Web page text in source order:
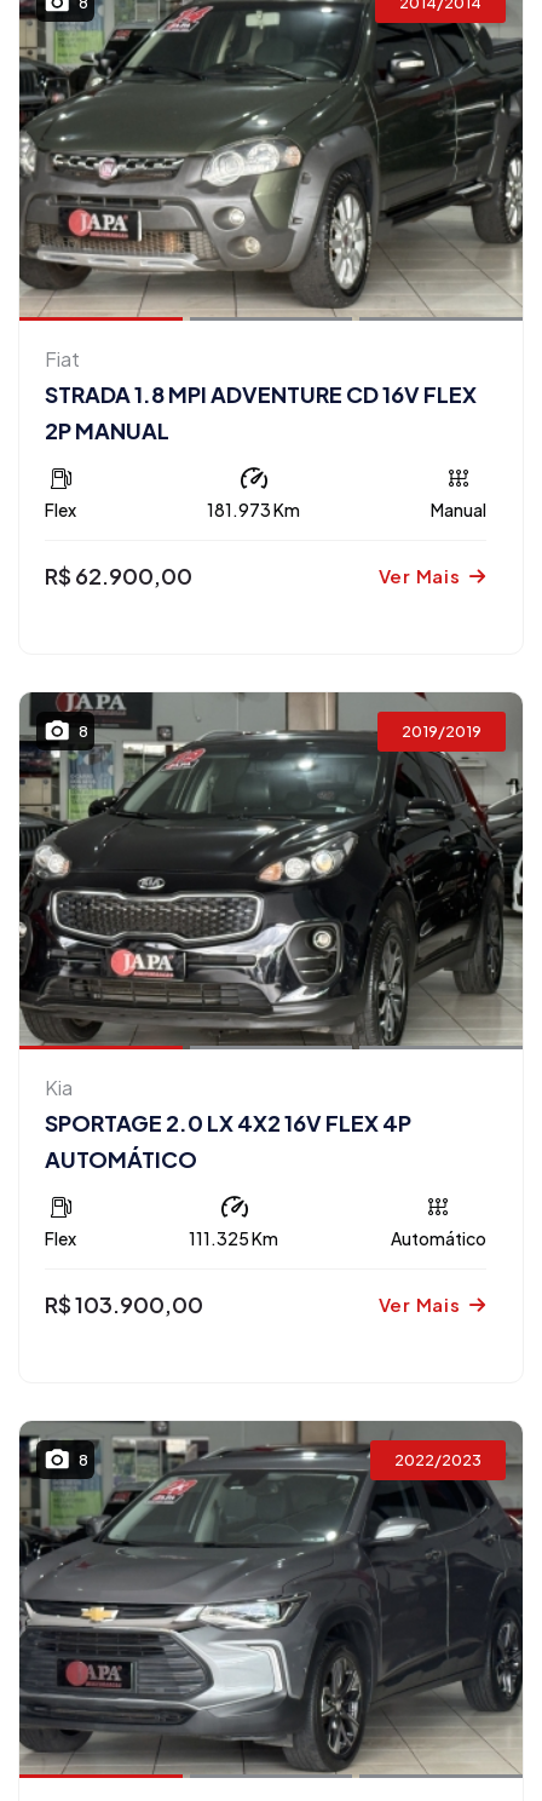
Fiat
STRADA 1.8 MPI ADVENTURE CD 16V FLEX
2P MANUAL
Flex 181.973 Km Manual
R$ 62.900,00 Ver Mais
8 2019/2019
Kia
SPORTAGE 2.0 LX 4X2 16V FLEX 4P
AUTOMÁTICO
Flex 111.325 Km Automático
R$ 103.900,00 Ver Mais
8 2022/2023